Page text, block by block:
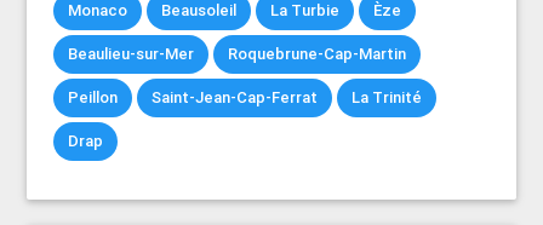
Monaco Beausoleil La Turbie Èze
Beaulieu-sur-Mer Roquebrune-Cap-Martin
Peillon Saint-Jean-Cap-Ferrat La Trinité
Drap